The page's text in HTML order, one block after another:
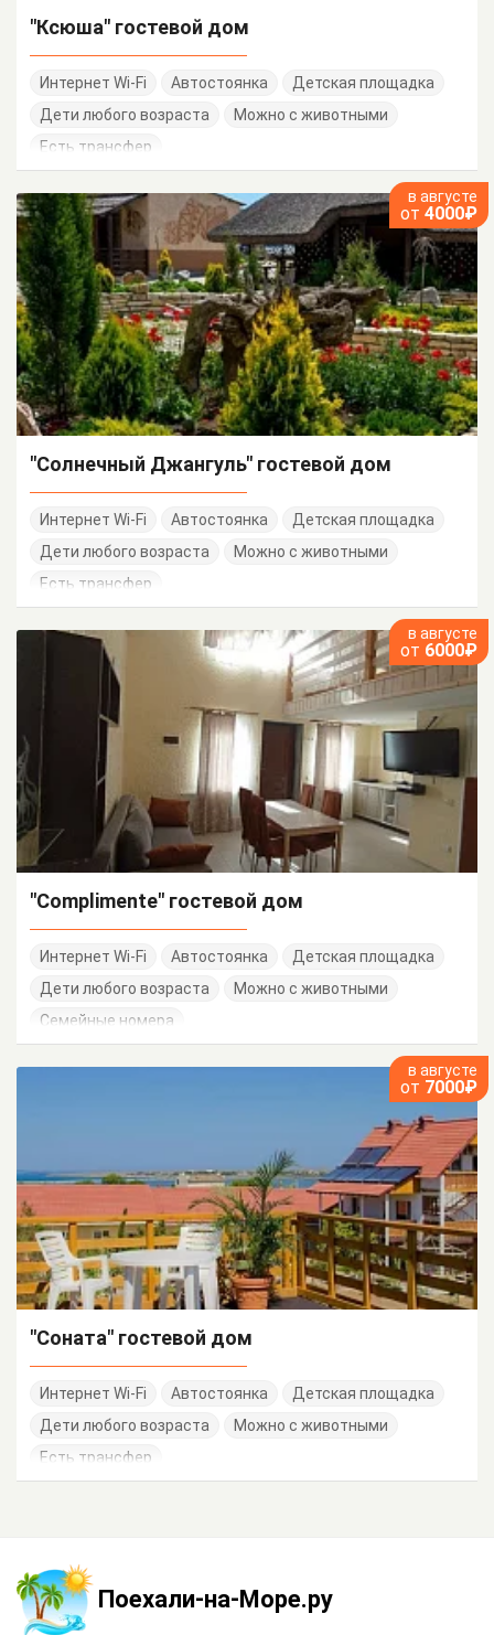
"Ксюша" гостевой дом
Интернет Wi-Fi Автостоянка
Детская площадка
Дети любого возраста
Можно с животными
Есть трансфер
в августе
от 4000₽
"Солнечный Джангуль" гостевой дом
Интернет Wi-Fi Автостоянка
Детская площадка
Дети любого возраста
Можно с животными
Есть трансфер
в августе
от 6000₽
"Complimente" гостевой дом
Интернет Wi-Fi Автостоянка
Детская площадка
Дети любого возраста
Можно с животными
Семейные номера
в августе
от 7000₽
"Соната" гостевой дом
Интернет Wi-Fi Автостоянка
Детская площадка
Дети любого возраста
Можно с животными
Есть трансфер
Поехали-на-Море.ру